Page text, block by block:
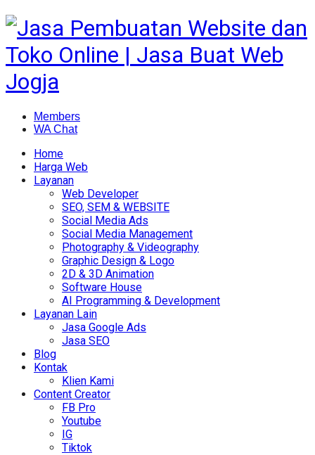
Members
WA Chat
Home
Harga Web
Layanan
Web Developer
SEO, SEM & WEBSITE
Social Media Ads
Social Media Management
Photography & Videography
Graphic Design & Logo
2D & 3D Animation
Software House
AI Programming & Development
Layanan Lain
Jasa Google Ads
Jasa SEO
Blog
Kontak
Klien Kami
Content Creator
FB Pro
Youtube
IG
Tiktok